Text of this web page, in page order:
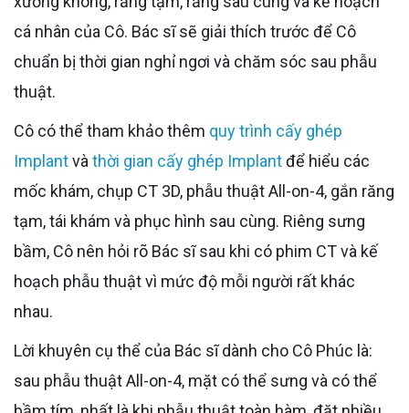
cá nhân của Cô. Bác sĩ sẽ giải thích trước để Cô
chuẩn bị thời gian nghỉ ngơi và chăm sóc sau phẫu
thuật.
Cô có thể tham khảo thêm quy trình cấy ghép
Implantvà thời gian cấy ghép Implantđể hiểu các
mốc khám, chụp CT 3D, phẫu thuật All-on-4, gắn răng
tạm, tái khám và phục hình sau cùng. Riêng sưng
bầm, Cô nên hỏi rõ Bác sĩ sau khi có phim CT và kế
hoạch phẫu thuật vì mức độ mỗi người rất khác
nhau.
Lời khuyên cụ thể của Bác sĩ dành cho Cô Phúc là:
sau phẫu thuật All-on-4, mặt có thể sưng và có thể